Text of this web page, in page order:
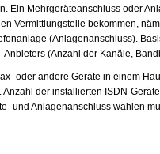
Ein Mehrgeräteanschluss oder
Vermittlungstelle bekommen,
(Anlagenanschluss).
(Anzahl der Kanäle,
oder andere Geräte in einem
der installierten ISDN-
und Anlagenanschluss wählen